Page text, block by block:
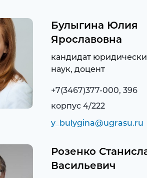
Булыгина Юлия
Ярославовна
кандидат
наук, доцент
+7(3467)377-000, 396
корпус 4/222
y_bulygina@ugrasu.ru
Розенко
Васильевич